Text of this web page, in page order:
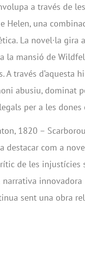
a través de
Helen, una
La novel·la gira
la mansió de
A través d’aquesta
abusiu, dominat
per a les dones
1820 –
destacar com a
de les injustícies
narrativa
sent una obra